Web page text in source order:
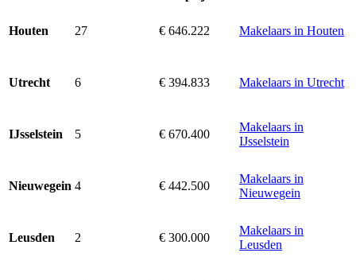
Houten 27 € 646.222 Makelaars in Houten
Utrecht 6 € 394.833 Makelaars in Utrecht
IJsselstein 5 € 670.400
Makelaars in
IJsselstein
Nieuwegein 4 € 442.500
Makelaars in
Nieuwegein
Leusden 2 € 300.000
Makelaars in
Leusden